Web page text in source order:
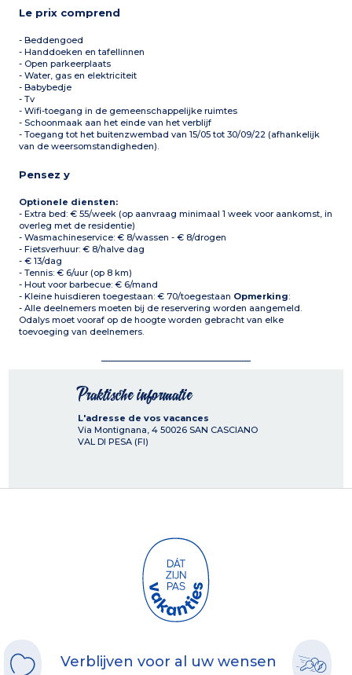
Le prix comprend
- Beddengoed
- Handdoeken en tafellinnen
- Open parkeerplaats
- Water, gas en elektriciteit
- Babybedje
- Tv
- Wifi-toegang in de gemeenschappelijke ruimtes
- Schoonmaak aan het einde van het verblijf
- Toegang tot het buitenzwembad van 15/05 tot 30/09/22 (afhankelijk
van de weersomstandigheden).
Pensez y
Optionele diensten:
- Extra bed: € 55/week (op aanvraag minimaal 1 week voor aankomst, in
overleg met de residentie)
- Wasmachineservice: € 8/wassen - € 8/drogen
- Fietsverhuur: € 8/halve dag
- € 13/dag
- Tennis: € 6/uur (op 8 km)
- Hout voor barbecue: € 6/mand
- Kleine huisdieren toegestaan: € 70/toegestaan Opmerking:
- Alle deelnemers moeten bij de reservering worden aangemeld.
Odalys moet vooraf op de hoogte worden gebracht van elke
toevoeging van deelnemers.
Praktische informatie
L'adresse de vos vacances
Via Montignana, 4 50026 SAN CASCIANO
VAL DI PESA (FI)
Verblijven voor al uw wensen